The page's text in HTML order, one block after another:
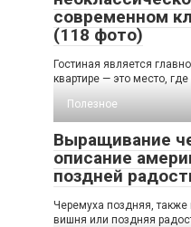
современном
(118 фото)
Гостиная является
квартире — это место,
Полезное
Выращивание
описание
поздней
Черемуха поздняя, также
вишня или поздняя